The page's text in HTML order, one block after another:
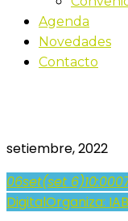
Agenda
Novedades
Contacto
setiembre, 2022
06set(set 6)10:00
DigitalOrganiza: